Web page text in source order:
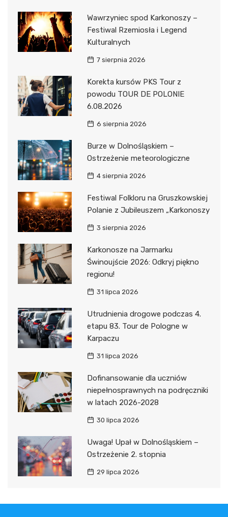
Wawrzyniec spod Karkonoszy –
Festiwal Rzemiosła i Legend
Kulturalnych
7 sierpnia 2026
Korekta kursów PKS Tour z
powodu TOUR DE POLONIE
6.08.2026
6 sierpnia 2026
Burze w Dolnośląskiem –
Ostrzeżenie meteorologiczne
4 sierpnia 2026
Festiwal Folkloru na Gruszkowskiej
Polanie z Jubileuszem „Karkonoszy
3 sierpnia 2026
Karkonosze na Jarmarku
Świnoujście 2026: Odkryj piękno
regionu!
31 lipca 2026
Utrudnienia drogowe podczas 4.
etapu 83. Tour de Pologne w
Karpaczu
31 lipca 2026
Dofinansowanie dla uczniów
niepełnosprawnych na podręczniki
w latach 2026-2028
30 lipca 2026
Uwaga! Upał w Dolnośląskiem –
Ostrzeżenie 2. stopnia
29 lipca 2026